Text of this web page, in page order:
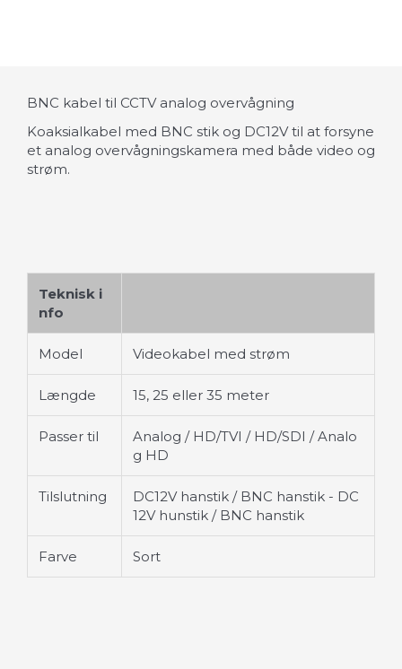
BNC kabel til CCTV analog overvågning
Koaksialkabel med BNC stik og DC12V til at forsyne
et analog overvågningskamera med både video og
strøm.
Teknisk i
nfo
Model Videokabel med strøm
Længde 15, 25 eller 35 meter
Passer til
Analog / HD/TVI / HD/SDI / Analo
g HD
Tilslutning
DC12V hanstik / BNC hanstik - DC
12V hunstik / BNC hanstik
Farve Sort